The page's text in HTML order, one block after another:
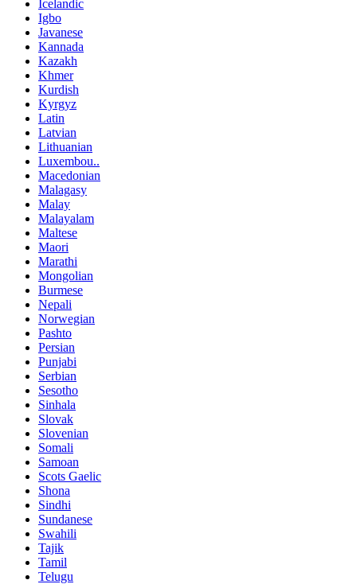
Icelandic
Igbo
Javanese
Kannada
Kazakh
Khmer
Kurdish
Kyrgyz
Latin
Latvian
Lithuanian
Luxembou..
Macedonian
Malagasy
Malay
Malayalam
Maltese
Maori
Marathi
Mongolian
Burmese
Nepali
Norwegian
Pashto
Persian
Punjabi
Serbian
Sesotho
Sinhala
Slovak
Slovenian
Somali
Samoan
Scots Gaelic
Shona
Sindhi
Sundanese
Swahili
Tajik
Tamil
Telugu